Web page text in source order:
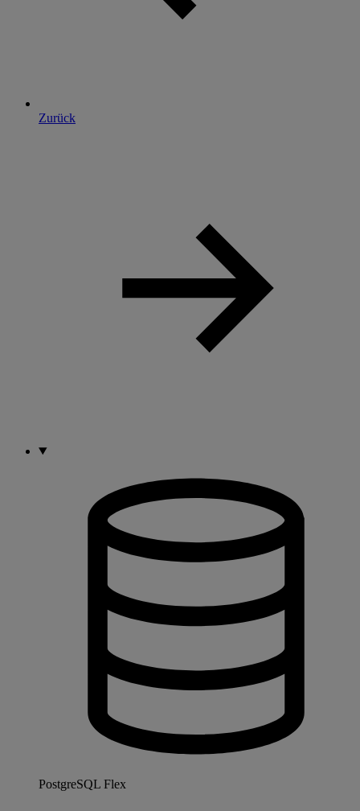
Zurück
PostgreSQL Flex